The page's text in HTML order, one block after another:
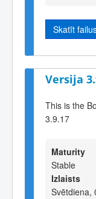
Skatīt
Versija
This is the
3.9.17
Maturity
Stable
Izlaists
Svētdiena,